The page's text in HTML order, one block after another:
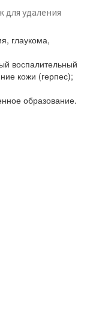
удаления
глаукома,
воспалительный
кожи (герпес);
образование.